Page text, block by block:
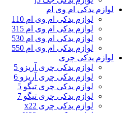
لوازم یدکی ام وی ام
لوازم یدکی ام وی ام 110
لوازم یدکی ام وی ام 315
لوازم یدکی ام وی ام 530
لوازم یدکی ام وی ام 550
لوازم یدکی چری
لوازم یدکی چری آریزو 5
لوازم یدکی چری آریزو 6
لوازم یدکی چری تیگو 5
لوازم یدکی چری تیگو 7
لوازم یدکی چری x22